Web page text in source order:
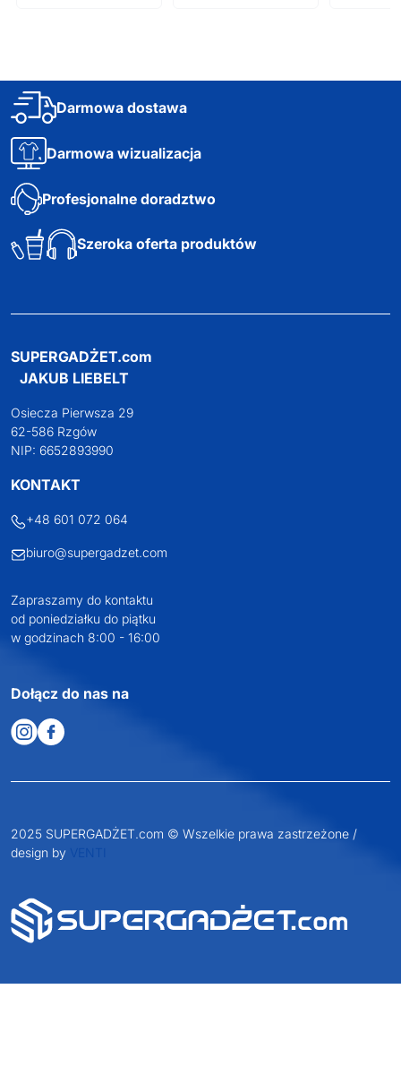
Darmowa dostawa
Darmowa wizualizacja
Profesjonalne doradztwo
Szeroka oferta produktów
SUPERGADŻET.com
JAKUB LIEBELT
Osiecza Pierwsza 29
62-586 Rzgów
NIP: 6652893990
KONTAKT
+48 601 072 064
biuro@supergadzet.com
Zapraszamy do kontaktu
od poniedziałku do piątku
w godzinach 8:00 - 16:00
Dołącz do nas na
2025 SUPERGADŻET.com © Wszelkie prawa zastrzeżone /
design by VENTI